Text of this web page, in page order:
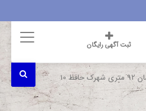
ثبت آگهی رایگان
/ فروش آپارتمان 92 متری شهرک حافظ 10